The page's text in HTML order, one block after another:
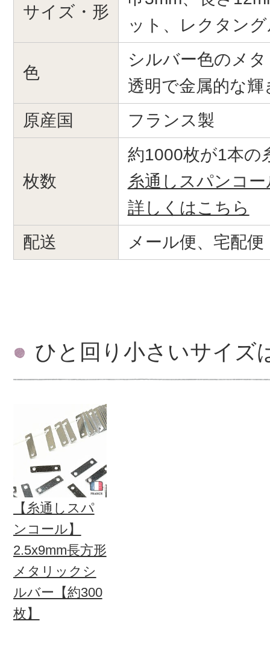
サイズ・形
ット、レクタン
色
シルバー色のメ
透明で金属的な輝
原産国
フランス製
枚数
約1000枚が1本の
糸通しスパンコ
詳しくはこちら
配送
メール便、宅配便
ひと回り小さいサイズ
【糸通しスパ
ンコール】
2.5x9mm長方形
メタリックシ
ルバー【約300
枚】